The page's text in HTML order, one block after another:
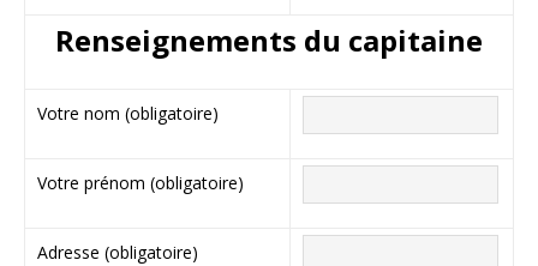
Renseignements du capitaine
Votre nom (obligatoire)
Votre prénom (obligatoire)
Adresse (obligatoire)